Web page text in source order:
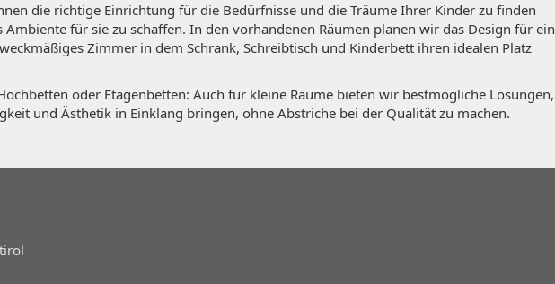
die richtige Einrichtung für die Bedürfnisse und die Träume Ihrer Kinder zu finden
Ambiente für sie zu schaffen. In den vorhandenen Räumen planen wir das Design für ein
Zimmer in dem Schrank, Schreibtisch und Kinderbett ihren idealen Platz
oder Etagenbetten: Auch für kleine Räume bieten wir bestmögliche Lösungen,
und Ästhetik in Einklang bringen, ohne Abstriche bei der Qualität zu machen.